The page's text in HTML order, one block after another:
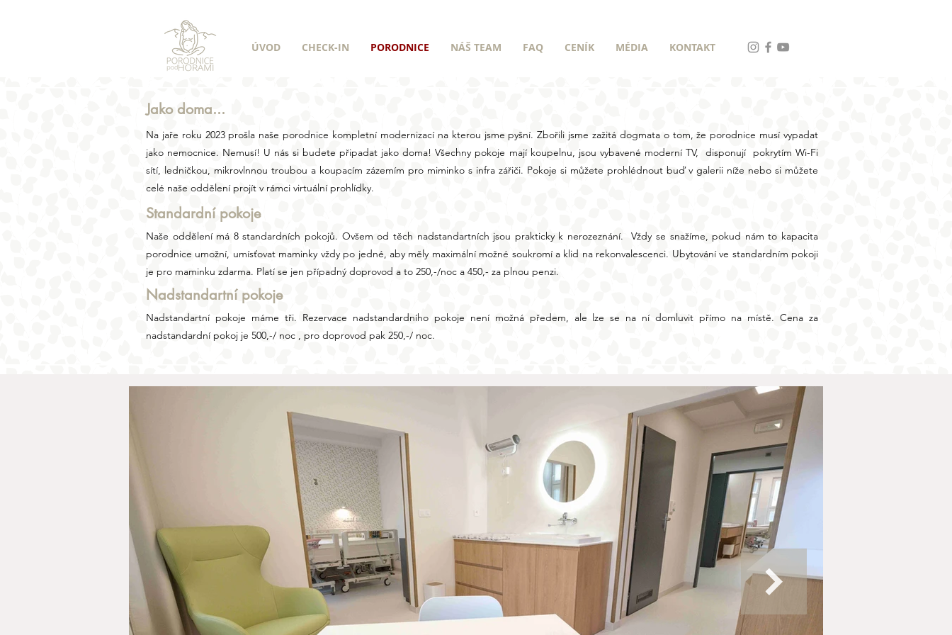
ÚVOD CHECK-IN PORODNICE NÁŠ TEAM FAQ CENÍK MÉDIA KONTAKT
Jako doma...
Na jaře roku 2023 prošla naše porodnice kompletní modernizací na kterou jsme pyšní. Zbořili jsme zažitá dogmata o tom, že porodnice musí vypadat
jako nemocnice. Nemusí! U nás si budete připadat jako doma! Všechny pokoje mají koupelnu, jsou vybavené moderní TV, disponují pokrytím Wi-Fi
sítí, ledničkou, mikrovlnnou troubou a koupacím zázemím pro miminko s infra zářiči. Pokoje si můžete prohlédnout buď v galerii níže nebo si můžete
celé naše oddělení projít v rámci virtuální prohlídky.
Standardní pokoje
Naše oddělení má 8 standardních pokojů. Ovšem od těch nadstandartních jsou prakticky k nerozeznání. Vždy se snažíme, pokud nám to kapacita
porodnice umožní, umísťovat maminky vždy po jedné, aby měly maximální možné soukromí a klid na rekonvalescenci. Ubytování ve standardním pokoji
je pro maminku zdarma. Platí se jen případný doprovod a to 250,-/noc a 450,- za plnou penzi.
Nadstandartní pokoje
Nadstandartní pokoje máme tři. Rezervace nadstandardního pokoje není možná předem, ale lze se na ní domluvit přímo na místě. Cena za
nadstandardní pokoj je 500,-/ noc , pro doprovod pak 250,-/ noc.